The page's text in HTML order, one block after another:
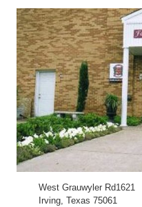
West Grauwyler Rd1621
Irving, Texas 75061